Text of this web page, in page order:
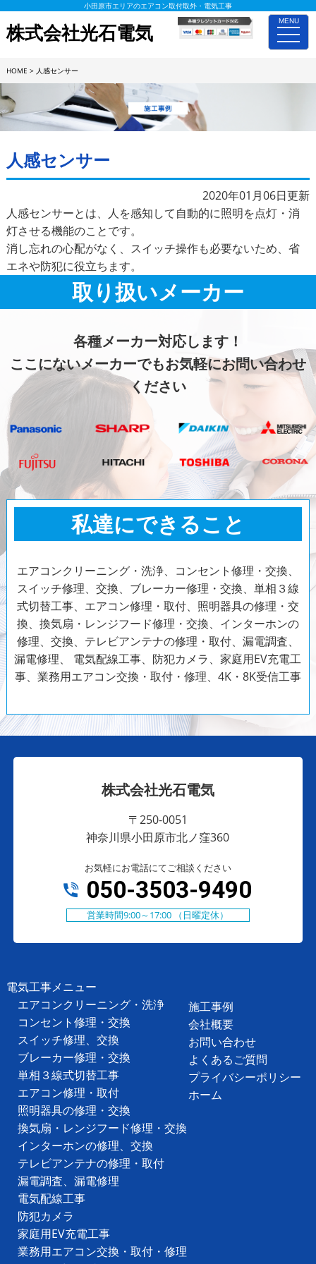
MENU
toggle
小田原市エリアのエアコン取付取外・電気工事
株式会社光石電気
HOME > 人感センサー
人感センサー
2020年01月06日更新
人感センサーとは、人を感知して自動的に照明を点灯・消
灯させる機能のことです。
消し忘れの心配がなく、スイッチ操作も必要ないため、省
エネや防犯に役立ちます。
取り扱いメーカー
各種メーカー対応します！
ここにないメーカーでもお気軽にお問い合わせ
ください
私達にできること
エアコンクリーニング・洗浄、コンセント修理・交換、
スイッチ修理、交換、ブレーカー修理・交換、単相３線
式切替工事、エアコン修理・取付、照明器具の修理・交
換、換気扇・レンジフード修理・交換、インターホンの
修理、交換、テレビアンテナの修理・取付、漏電調査、
漏電修理、 電気配線工事、防犯カメラ、家庭用EV充電工
事、業務用エアコン交換・取付・修理、4K・8K受信工事
株式会社光石電気
〒250-0051
神奈川県小田原市北ノ窪360
お気軽にお電話にてご相談ください
050-3503-9490
営業時間9:00～17:00 （日曜定休）
電気工事メニュー
エアコンクリーニング・洗浄
コンセント修理・交換
スイッチ修理、交換
ブレーカー修理・交換
単相３線式切替工事
エアコン修理・取付
照明器具の修理・交換
換気扇・レンジフード修理・交換
インターホンの修理、交換
テレビアンテナの修理・取付
漏電調査、漏電修理
電気配線工事
防犯カメラ
家庭用EV充電工事
業務用エアコン交換・取付・修理
施工事例
会社概要
お問い合わせ
よくあるご質問
プライバシーポリシー
ホーム